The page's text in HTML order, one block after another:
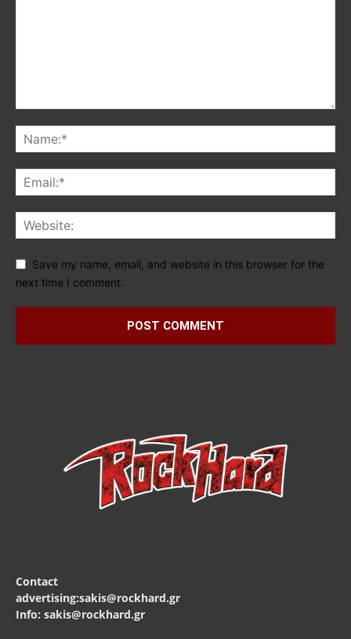
Save my name, email, and website in this browser for the
next time I comment.
Contact
advertising:sakis@rockhard.gr
Info: sakis@rockhard.gr